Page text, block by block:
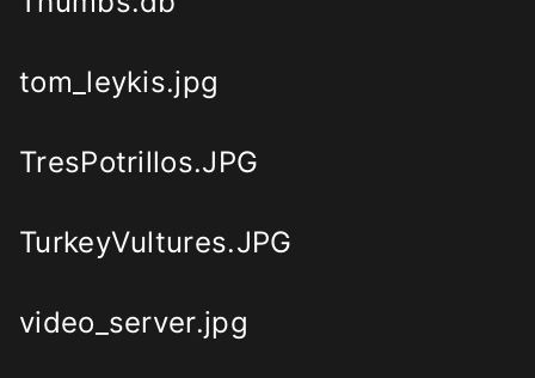
tom_leykis.jpg
TresPotrillos.JPG
TurkeyVultures.JPG
video_server.jpg